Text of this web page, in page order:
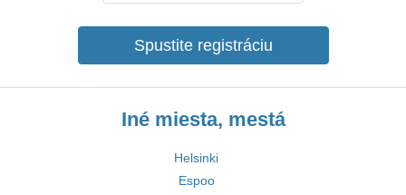
Spustite registráciu
Iné miesta, mestá
Helsinki
Espoo